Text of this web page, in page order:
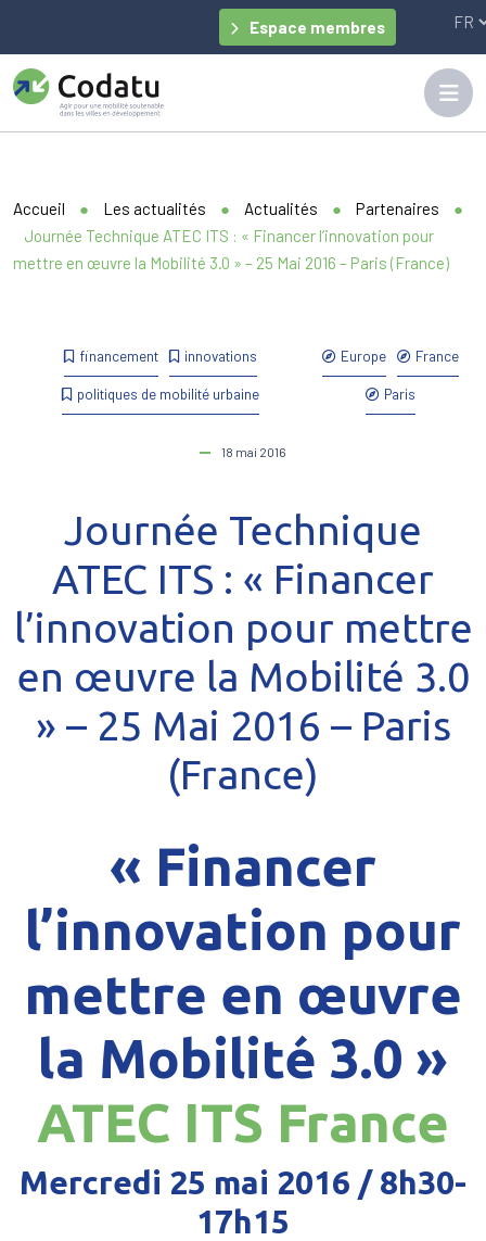
Espace membres
Accueil ● Les actualités ● Actualités ● Partenaires
●
Journée Technique ATEC ITS : « Financer l’innovation pour
mettre en œuvre la Mobilité 3.0 » – 25 Mai 2016 – Paris (France)
financement innovations
politiques de mobilité urbaine
Europe France
Paris
18 mai 2016
Journée Technique
ATEC ITS : « Financer
l’innovation pour mettre
en œuvre la Mobilité 3.0
» – 25 Mai 2016 – Paris
(France)
« Financer
l’innovation pour
mettre en œuvre
la Mobilité 3.0 »
ATEC ITS France
Mercredi 25 mai 2016 / 8h30-
17h15
Panneau de gestion des cookies